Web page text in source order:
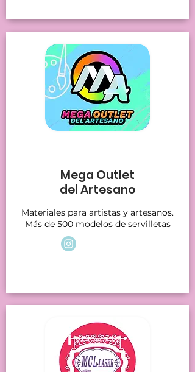
Mega Outlet
del Artesano
Materiales para artistas y artesanos.
Más de 500 modelos de servilletas